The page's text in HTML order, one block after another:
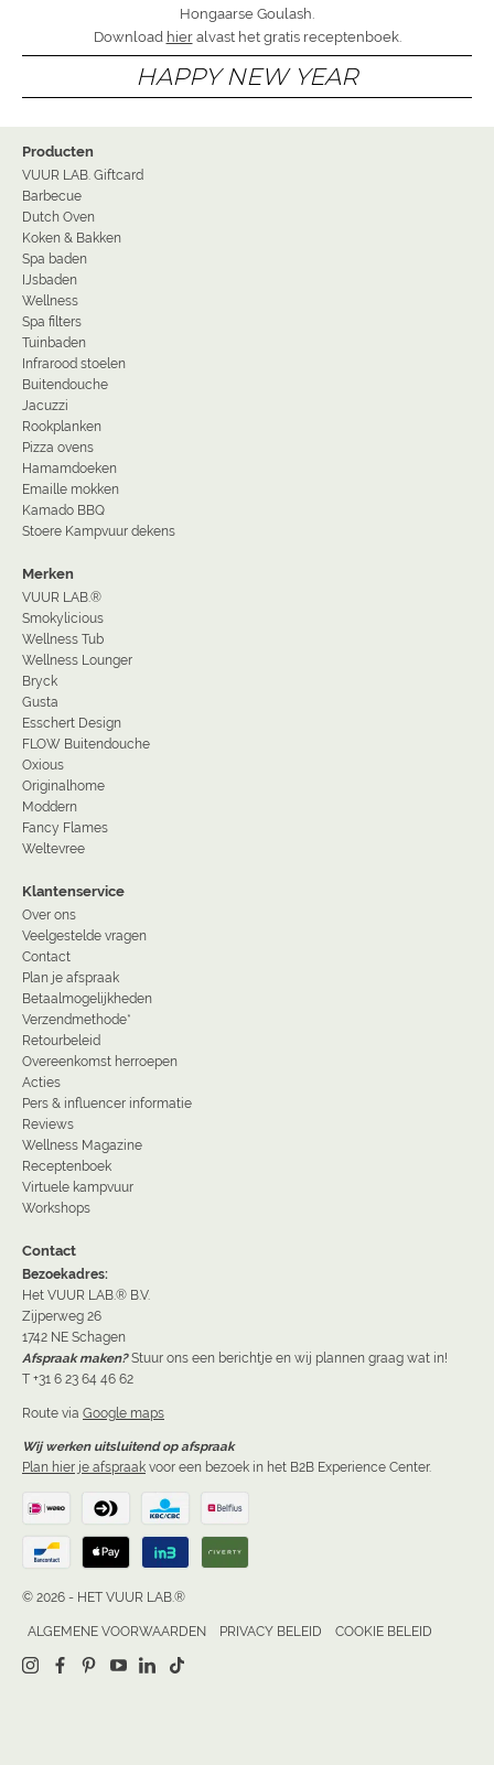
Hongaarse Goulash.
Download hieralvast het gratis receptenboek.
HAPPY NEW YEAR
Producten
VUUR LAB. Giftcard
Barbecue
Dutch Oven
Koken & Bakken
Spa baden
IJsbaden
Wellness
Spa filters
Tuinbaden
Infrarood stoelen
Buitendouche
Jacuzzi
Rookplanken
Pizza ovens
Hamamdoeken
Emaille mokken
Kamado BBQ
Stoere Kampvuur dekens
Merken
VUUR LAB.®
Smokylicious
Wellness Tub
Wellness Lounger
Bryck
Gusta
Esschert Design
FLOW Buitendouche
Oxious
Originalhome
Moddern
Fancy Flames
Weltevree
Klantenservice
Over ons
Veelgestelde vragen
Contact
Plan je afspraak
Betaalmogelijkheden
Verzendmethode*
Retourbeleid
Overeenkomst herroepen
Acties
Pers & influencer informatie
Reviews
Wellness Magazine
Receptenboek
Virtuele kampvuur
Workshops
Contact
Bezoekadres:
Het VUUR LAB.® B.V.
Zijperweg 26
1742 NE Schagen
Afspraak maken? Stuur ons een berichtje en wij plannen graag wat in!
T +31 6 23 64 46 62
Route via Google maps
Wij werken uitsluitend op afspraak
Plan hier je afspraak voor een bezoek in het B2B Experience Center.
© 2026 - HET VUUR LAB.®
ALGEMENE VOORWAARDEN PRIVACY BELEID COOKIE BELEID